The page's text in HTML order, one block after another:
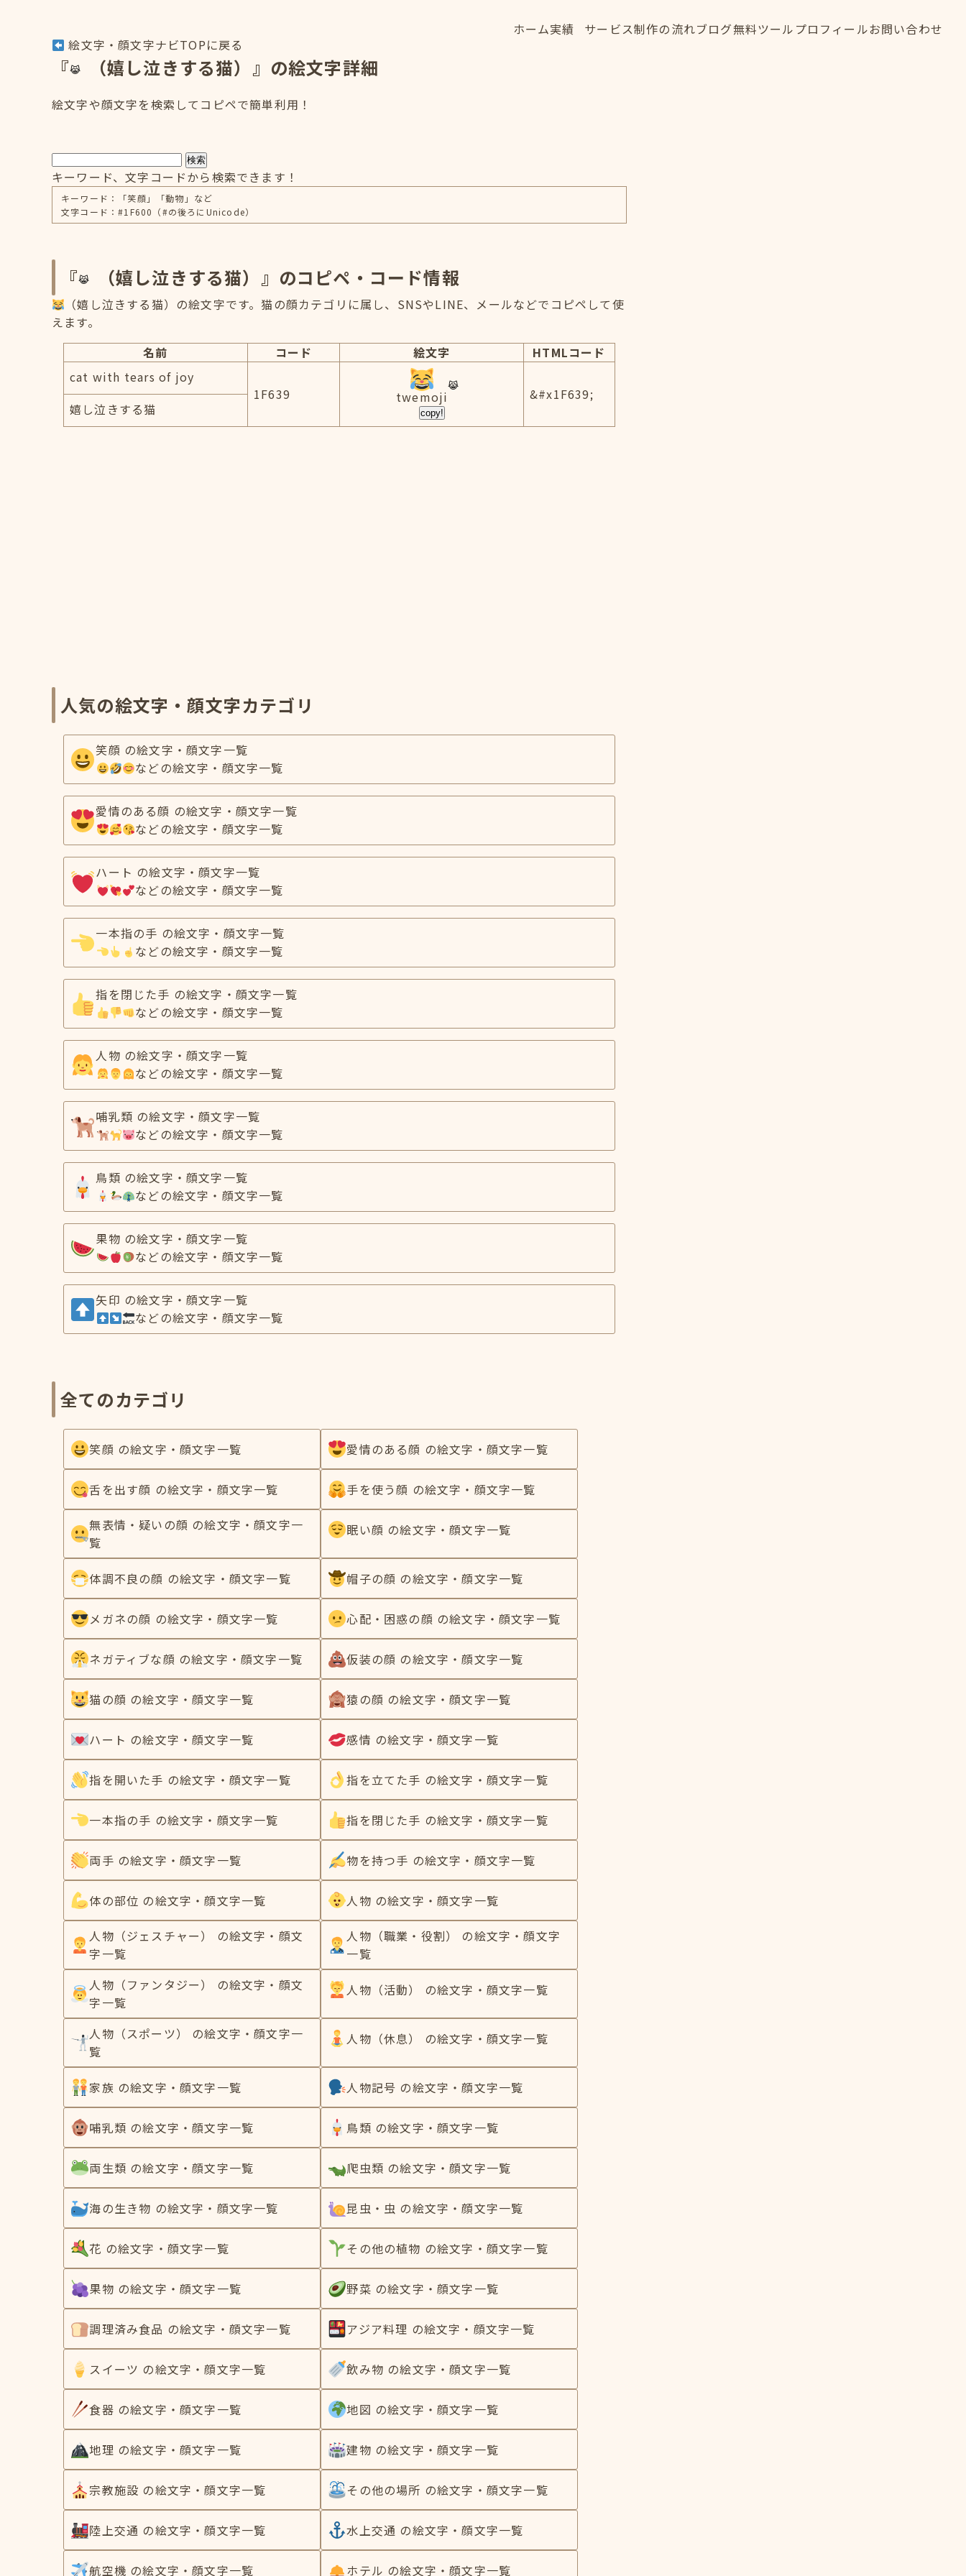
ホーム実績
サービス制作の流れブログ無料ツール プロフィールお問い合わせ
絵文字・顔文字ナビTOPに戻る
『 （嬉し泣きする猫）』の絵文字詳細
絵文字や顔文字を検索してコピペで簡単利用！
検索
キーワード、文字コードから検索できます！
キーワード：「笑顔」「動物」など
文字コード：#1F600（#の後ろにUnicode）
『 （嬉し泣きする猫）』のコピペ・コード情報
（嬉し泣きする猫）の絵文字です。猫の顔カテゴリに属し、SNSやLINE、メールなどでコピペして使
えます。
名前
コード 絵文字
HTMLコード
cat with tears of joy
1F639
twemoji
copy!
&#x1F639;
嬉し泣きする猫
人気の絵文字・顔文字カテゴリ
笑顔 の絵文字・顔文字一覧
などの絵文字・顔文字一覧
愛情のある顔 の絵文字・顔文字一覧
などの絵文字・顔文字一覧
ハート の絵文字・顔文字一覧
などの絵文字・顔文字一覧
一本指の手 の絵文字・顔文字一覧
などの絵文字・顔文字一覧
指を閉じた手 の絵文字・顔文字一覧
などの絵文字・顔文字一覧
人物 の絵文字・顔文字一覧
などの絵文字・顔文字一覧
哺乳類 の絵文字・顔文字一覧
などの絵文字・顔文字一覧
鳥類 の絵文字・顔文字一覧
などの絵文字・顔文字一覧
果物 の絵文字・顔文字一覧
などの絵文字・顔文字一覧
矢印 の絵文字・顔文字一覧
などの絵文字・顔文字一覧
全てのカテゴリ
笑顔 の絵文字・顔文字一覧 愛情のある顔 の絵文字・顔文字一覧
舌を出す顔 の絵文字・顔文字一覧 手を使う顔 の絵文字・顔文字一覧
無表情・疑いの顔 の絵文字・顔文字一
覧
眠い顔 の絵文字・顔文字一覧
体調不良の顔 の絵文字・顔文字一覧 帽子の顔 の絵文字・顔文字一覧
メガネの顔 の絵文字・顔文字一覧 心配・困惑の顔 の絵文字・顔文字一覧
ネガティブな顔 の絵文字・顔文字一覧 仮装の顔 の絵文字・顔文字一覧
猫の顔 の絵文字・顔文字一覧 猿の顔 の絵文字・顔文字一覧
ハート の絵文字・顔文字一覧 感情 の絵文字・顔文字一覧
指を開いた手 の絵文字・顔文字一覧 指を立てた手 の絵文字・顔文字一覧
一本指の手 の絵文字・顔文字一覧 指を閉じた手 の絵文字・顔文字一覧
両手 の絵文字・顔文字一覧 物を持つ手 の絵文字・顔文字一覧
体の部位 の絵文字・顔文字一覧 人物 の絵文字・顔文字一覧
人物（ジェスチャー） の絵文字・顔文
字一覧
人物（職業・役割） の絵文字・顔文字
一覧
人物（ファンタジー） の絵文字・顔文
字一覧
人物（活動） の絵文字・顔文字一覧
人物（スポーツ） の絵文字・顔文字一
覧
人物（休息） の絵文字・顔文字一覧
家族 の絵文字・顔文字一覧 人物記号 の絵文字・顔文字一覧
哺乳類 の絵文字・顔文字一覧 鳥類 の絵文字・顔文字一覧
両生類 の絵文字・顔文字一覧 爬虫類 の絵文字・顔文字一覧
海の生き物 の絵文字・顔文字一覧 昆虫・虫 の絵文字・顔文字一覧
花 の絵文字・顔文字一覧 その他の植物 の絵文字・顔文字一覧
果物 の絵文字・顔文字一覧 野菜 の絵文字・顔文字一覧
調理済み食品 の絵文字・顔文字一覧 アジア料理 の絵文字・顔文字一覧
スイーツ の絵文字・顔文字一覧 飲み物 の絵文字・顔文字一覧
食器 の絵文字・顔文字一覧 地図 の絵文字・顔文字一覧
地理 の絵文字・顔文字一覧 建物 の絵文字・顔文字一覧
宗教施設 の絵文字・顔文字一覧 その他の場所 の絵文字・顔文字一覧
陸上交通 の絵文字・顔文字一覧 水上交通 の絵文字・顔文字一覧
航空機 の絵文字・顔文字一覧 ホテル の絵文字・顔文字一覧